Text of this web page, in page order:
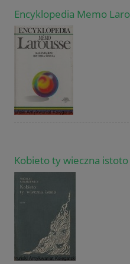
Encyklopedia Memo
Kobieto ty wieczna istoto